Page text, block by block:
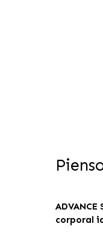
corporal